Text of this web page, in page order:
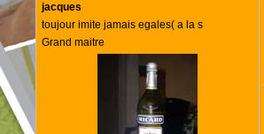
jacques
toujour imite jamais egales( a la s
Grand maitre